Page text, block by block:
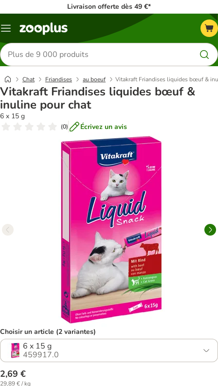
Livraison offerte dès 49 €*
Menu
Rechercher
des
produits
Chat Friandises au boeuf Vitakraft Friandises liquides bœuf &
Vitakraft Friandises liquides bœuf &
inuline pour chat
6 x 15 g
(0) Écrivez un avis
Choisir un article (2 variantes)
6 x 15 g
459917.0
2,69 €
29,89 € / kg